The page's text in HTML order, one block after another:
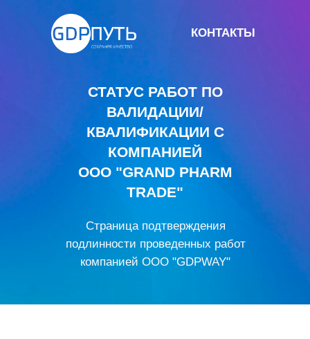
СТАТУС РАБОТ ПО
ВАЛИДАЦИИ/
КВАЛИФИКАЦИИ С
КОМПАНИЕЙ
ООО "GRAND PHARM
TRADE"
КОНТАКТЫ
Страница подтверждения
подлинности проведенных работ
компанией ООО "GDPWAY"